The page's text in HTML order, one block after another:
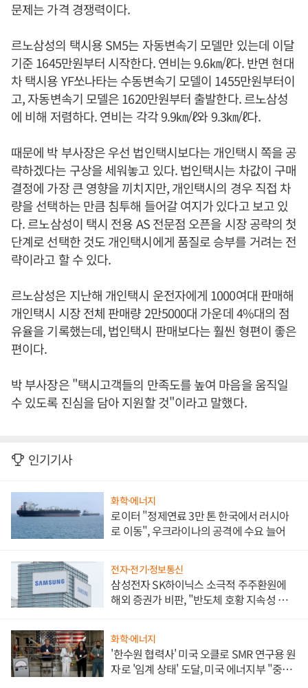
문제는 가격 경쟁력이다.
르노삼성의 택시용 SM5는 자동변속기 모델만 있는데 이달
기준 1645만원부터 시작한다. 연비는 9.6㎞/ℓ다. 반면 현대
차 택시용 YF쏘나타는 수동변속기 모델이 1455만원부터이
고, 자동변속기 모델은 1620만원부터 출발한다. 르노삼성
에 비해 저렴하다. 연비는 각각 9.9㎞/ℓ와 9.3㎞/ℓ다.
때문에 박 부사장은 우선 법인택시보다는 개인택시 쪽을 공
략하겠다는 구상을 세워놓고 있다. 법인택시는 차값이 구매
결정에 가장 큰 영향을 끼치지만, 개인택시의 경우 직접 차
량을 선택하는 만큼 침투해 들어갈 여지가 있다고 보고 있
다. 르노삼성이 택시 전용 AS 전문점 오픈을 시장 공략의 첫
단계로 선택한 것도 개인택시에게 품질로 승부를 거려는 전
략이라고 할 수 있다.
르노삼성은 지난해 개인택시 운전자에게 1000여대 판매해
개인택시 시장 전체 판매량 2만5000대 가운데 4%대의 점
유율을 기록했는데, 법인택시 판매보다는 훨씬 형편이 좋은
편이다.
박 부사장은 "택시고객들의 만족도를 높여 마음을 움직일
수 있도록 진심을 담아 지원할 것"이라고 말했다.
인기기사
화학·에너지
로이터 "정제연료 3만 톤 한국에서 러시아
로 이동", 우크라이나의 공격에 수요 늘어
전자·전기·정보통신
삼성전자 SK하이닉스 소극적 주주환원에
해외 증권가 비판, "반도체 호황 지속성 의
화학·에너지
'한수원 협력사' 미국 오클로 SMR 연구용 원
자로 '임계 상태' 도달, 미국 에너지부 "중요